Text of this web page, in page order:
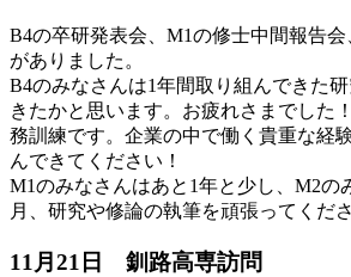
B4の卒研発表会、M1の修士中間報告
がありました。
B4のみなさんは1年間取り組んできた
きたかと思います。お疲れさまでした
務訓練です。企業の中で働く貴重な経
んできてください！
M1のみなさんはあと1年と少し、M2の
月、研究や修論の執筆を頑張ってくださ
11月21日 釧路高専訪問